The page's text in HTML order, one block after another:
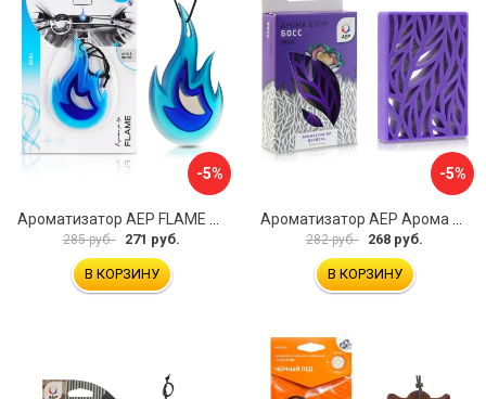
-5%
Ароматизатор АЕР FLAME Boss А 4901
285 руб. 271 руб.
В КОРЗИНУ
-5%
Ароматизатор АЕР Арома Блок MINI А 4105
282 руб. 268 руб.
В КОРЗИНУ